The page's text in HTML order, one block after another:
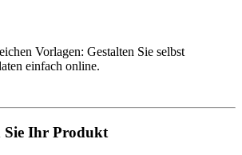
Vorlagen: Gestalten Sie selbst
einfach online.
Sie Ihr Produkt